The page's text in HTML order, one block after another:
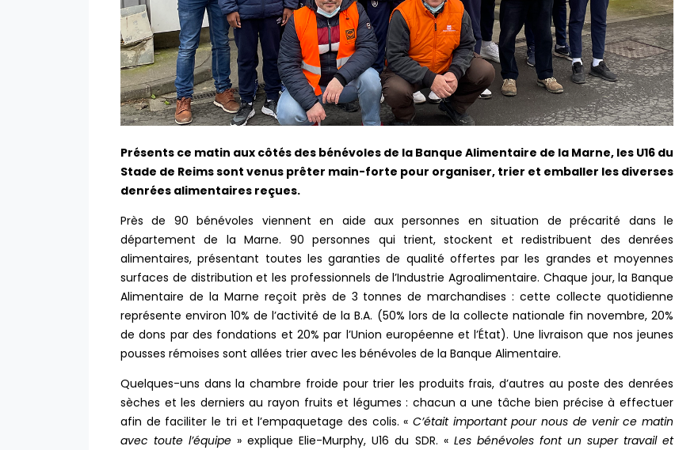
Présents ce matin aux côtés des bénévoles de la Banque Alimentaire de la Marne, les U16 du
Stade de Reims sont venus prêter main-forte pour organiser, trier et emballer les diverses
denrées alimentaires reçues.
Près de 90 bénévoles viennent en aide aux personnes en situation de précarité dans le
département de la Marne. 90 personnes qui trient, stockent et redistribuent des denrées
alimentaires, présentant toutes les garanties de qualité offertes par les grandes et moyennes
surfaces de distribution et les professionnels de l’Industrie Agroalimentaire. Chaque jour, la Banque
Alimentaire de la Marne reçoit près de 3 tonnes de marchandises : cette collecte quotidienne
représente environ 10% de l’activité de la B.A. (50% lors de la collecte nationale fin novembre, 20%
de dons par des fondations et 20% par l’Union européenne et l’État). Une livraison que nos jeunes
pousses rémoises sont allées trier avec les bénévoles de la Banque Alimentaire.
Quelques-uns dans la chambre froide pour trier les produits frais, d’autres au poste des denrées
sèches et les derniers au rayon fruits et légumes : chacun a une tâche bien précise à effectuer
afin de faciliter le tri et l’empaquetage des colis. «C’était important pour nous de venir ce matin
avec toute l’équipe » explique Elie-Murphy, U16 du SDR. « Les bénévoles font un super travail et